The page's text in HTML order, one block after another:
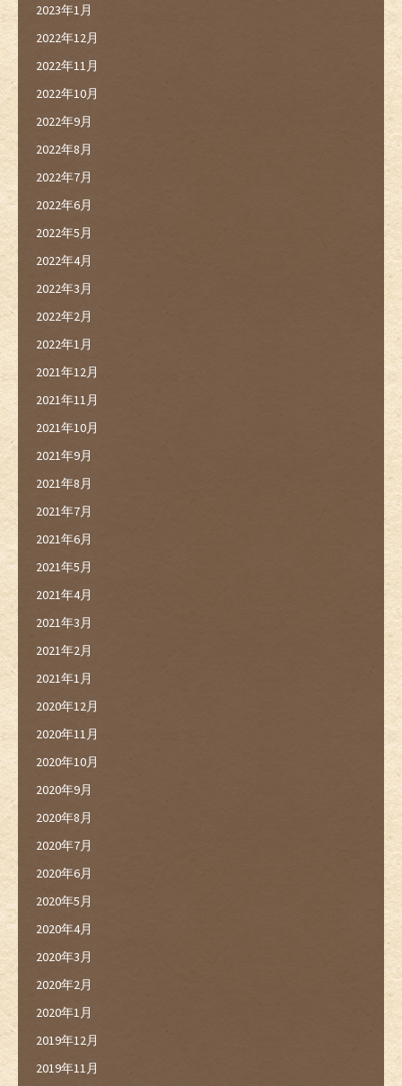
2023年1月
2022年12月
2022年11月
2022年10月
2022年9月
2022年8月
2022年7月
2022年6月
2022年5月
2022年4月
2022年3月
2022年2月
2022年1月
2021年12月
2021年11月
2021年10月
2021年9月
2021年8月
2021年7月
2021年6月
2021年5月
2021年4月
2021年3月
2021年2月
2021年1月
2020年12月
2020年11月
2020年10月
2020年9月
2020年8月
2020年7月
2020年6月
2020年5月
2020年4月
2020年3月
2020年2月
2020年1月
2019年12月
2019年11月